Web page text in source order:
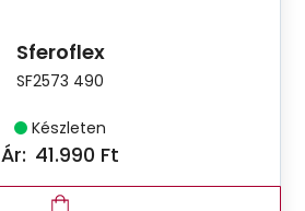
Sferoflex
SF2573 490
Készleten
Ár: 41.990 Ft